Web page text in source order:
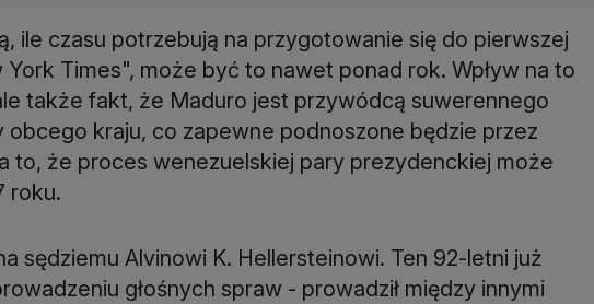
ile czasu potrzebują na przygotowanie się do pierwszej
Times", może być to nawet ponad rok. Wpływ na to
także fakt, że Maduro jest przywódcą suwerennego
obcego kraju, co zapewne podnoszone będzie przez
to, że proces wenezuelskiej pary prezydenckiej może
roku.
sędziemu Alvinowi K. Hellersteinowi. Ten 92-letni już
głośnych spraw - prowadził między innymi